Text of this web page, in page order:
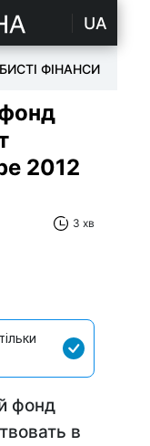
UA
ФІНАНСИ
2012
3 хв
фонд
в